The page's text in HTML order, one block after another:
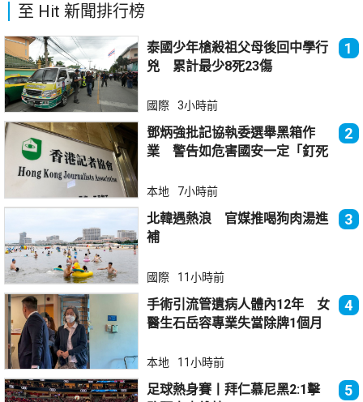
至 Hit 新聞排行榜
泰國少年槍殺祖父母後回中學行
兇 累計最少8死23傷
1
國際 3小時前
鄧炳強批記協執委選舉黑箱作
業 警告如危害國安一定「釘死
2
本地 7小時前
北韓遇熱浪 官媒推喝狗肉湯進
補
3
國際 11小時前
手術引流管遺病人體內12年 女
醫生石岳容專業失當除牌1個月
4
本地 11小時前
足球熱身賽丨拜仁慕尼黑2:1擊
5